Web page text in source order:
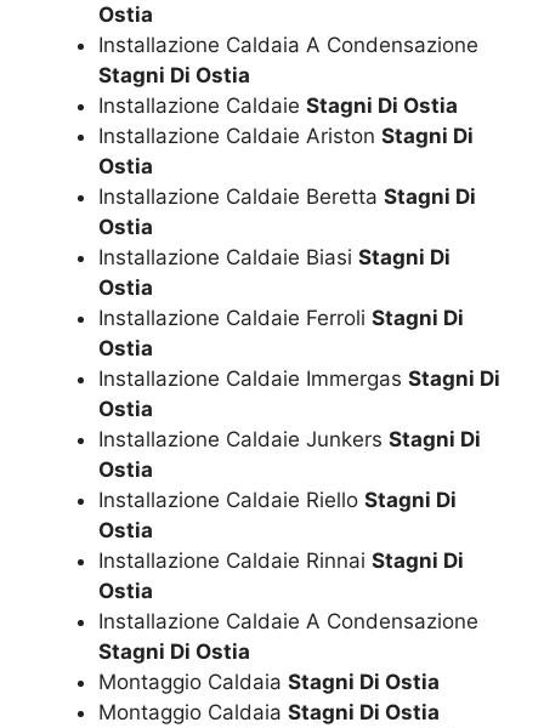
Ostia
Installazione Caldaia A Condensazione
Stagni Di Ostia
Installazione Caldaie Stagni Di Ostia
Installazione Caldaie Ariston Stagni Di
Ostia
Installazione Caldaie Beretta Stagni Di
Ostia
Installazione Caldaie Biasi Stagni Di
Ostia
Installazione Caldaie Ferroli Stagni Di
Ostia
Installazione Caldaie Immergas Stagni Di
Ostia
Installazione Caldaie Junkers Stagni Di
Ostia
Installazione Caldaie Riello Stagni Di
Ostia
Installazione Caldaie Rinnai Stagni Di
Ostia
Installazione Caldaie A Condensazione
Stagni Di Ostia
Montaggio Caldaia Stagni Di Ostia
Montaggio Caldaia Stagni Di Ostia